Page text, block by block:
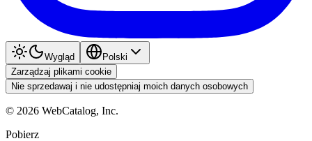
Wygląd
Polski
Zarządzaj plikami cookie
Nie sprzedawaj i nie udostępniaj moich danych osobowych
© 2026 WebCatalog, Inc.
Pobierz